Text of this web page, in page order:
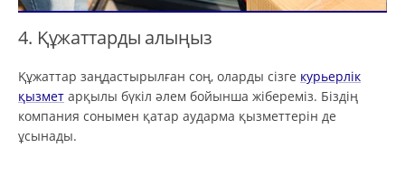
4. Құжаттарды алыңыз
Құжаттар заңдастырылған соң, оларды сізге курьерлік
қызмет арқылы бүкіл әлем бойынша жібереміз. Біздің
компания сонымен қатар аударма қызметтерін де
ұсынады.